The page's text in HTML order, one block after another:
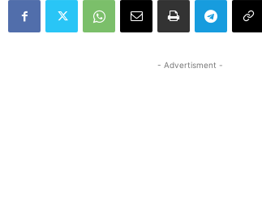
- Advertisment -